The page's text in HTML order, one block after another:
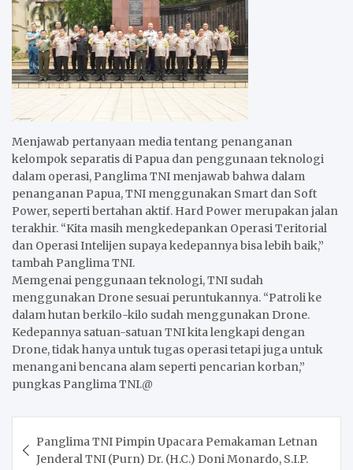
Menjawab pertanyaan media tentang penanganan
kelompok separatis di Papua dan penggunaan teknologi
dalam operasi, Panglima TNI menjawab bahwa dalam
penanganan Papua, TNI menggunakan Smart dan Soft
Power, seperti bertahan aktif. Hard Power merupakan jalan
terakhir. “Kita masih mengkedepankan Operasi Teritorial
dan Operasi Intelijen supaya kedepannya bisa lebih baik,”
tambah Panglima TNI.
Memgenai penggunaan teknologi, TNI sudah
menggunakan Drone sesuai peruntukannya. “Patroli ke
dalam hutan berkilo-kilo sudah menggunakan Drone.
Kedepannya satuan-satuan TNI kita lengkapi dengan
Drone, tidak hanya untuk tugas operasi tetapi juga untuk
menangani bencana alam seperti pencarian korban,”
pungkas Panglima TNI.@
navigation
Panglima TNI Pimpin Upacara Pemakaman Letnan
Jenderal TNI (Purn) Dr. (H.C.) Doni Monardo, S.I.P.